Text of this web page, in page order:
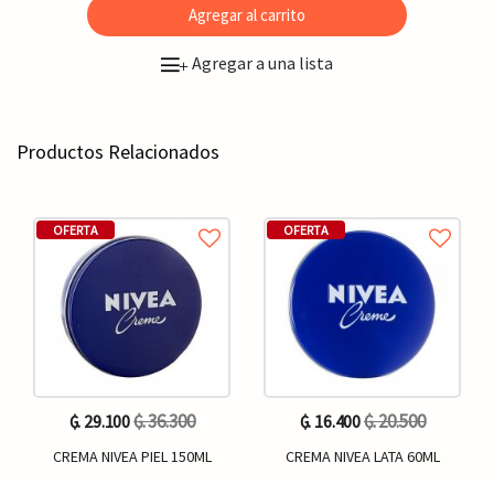
Agregar al carrito
+Agregar a una lista
Productos Relacionados
OFERTA
₲. 29.100₲. 36.300
CREMA NIVEA PIEL 150ML
OFERTA
₲. 16.400₲. 20.500
CREMA NIVEA LATA 60ML